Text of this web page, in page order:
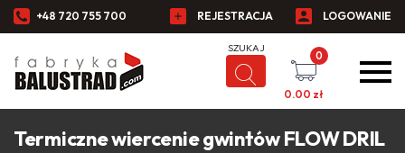
+48 720 755 700 REJESTRACJA LOGOWANIE
0
0.00 zł
Termiczne wiercenie gwintów FLOW DRIL